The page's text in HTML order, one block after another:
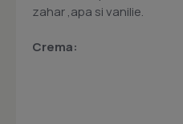
zahar ,apa si vanilie.
Crema: